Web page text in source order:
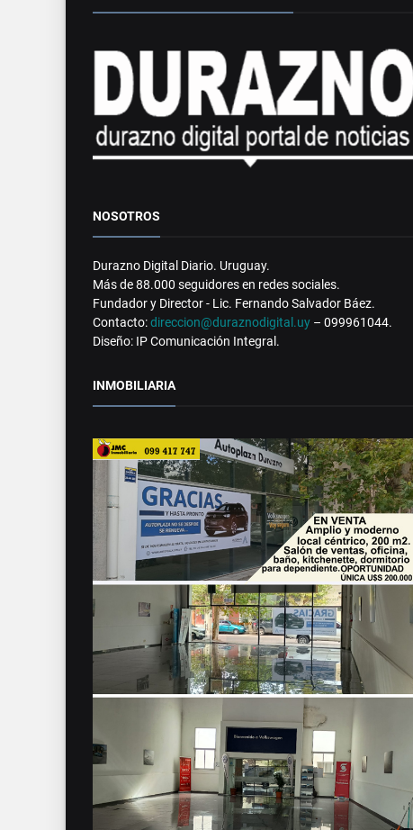
NOSOTROS
Durazno Digital Diario. Uruguay.
Más de 88.000 seguidores en redes sociales.
Fundador y Director - Lic. Fernando Salvador Báez.
Contacto:direccion@duraznodigital.uy – 099961044.
Diseño: IP Comunicación Integral.
INMOBILIARIA